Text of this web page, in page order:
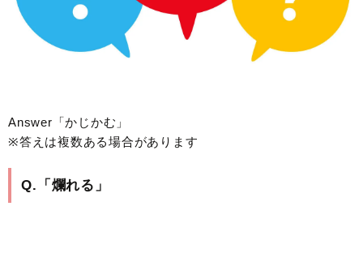
Answer「かじかむ」
※答えは複数ある場合があります
Q.「爛れる」